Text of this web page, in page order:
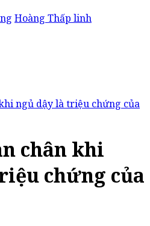
Hoàng Thấp linh
ngủ dậy là triệu chứng của
chân khi
chứng của